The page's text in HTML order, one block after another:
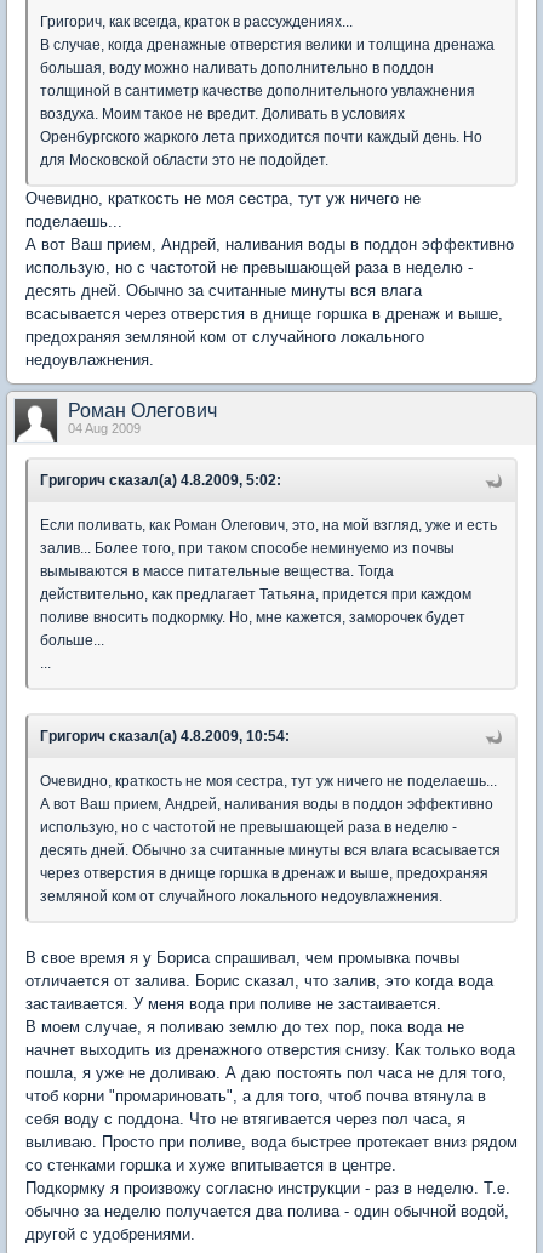
Григорич, как всегда, краток в рассуждениях...
В случае, когда дренажные отверстия велики и толщина дренажа
большая, воду можно наливать дополнительно в поддон
толщиной в сантиметр качестве дополнительного увлажнения
воздуха. Моим такое не вредит. Доливать в условиях
Оренбургского жаркого лета приходится почти каждый день. Но
для Московской области это не подойдет.
Очевидно, краткость не моя сестра, тут уж ничего не
поделаешь...
А вот Ваш прием, Андрей, наливания воды в поддон эффективно
использую, но с частотой не превышающей раза в неделю -
десять дней. Обычно за считанные минуты вся влага
всасывается через отверстия в днище горшка в дренаж и выше,
предохраняя земляной ком от случайного локального
недоувлажнения.
Роман Олегович
04 Aug 2009
Григорич сказал(а) 4.8.2009, 5:02:
Если поливать, как Роман Олегович, это, на мой взгляд, уже и есть
залив... Более того, при таком способе неминуемо из почвы
вымываются в массе питательные вещества. Тогда
действительно, как предлагает Татьяна, придется при каждом
поливе вносить подкормку. Но, мне кажется, заморочек будет
больше...
...
Григорич сказал(а) 4.8.2009, 10:54:
Очевидно, краткость не моя сестра, тут уж ничего не поделаешь...
А вот Ваш прием, Андрей, наливания воды в поддон эффективно
использую, но с частотой не превышающей раза в неделю -
десять дней. Обычно за считанные минуты вся влага всасывается
через отверстия в днище горшка в дренаж и выше, предохраняя
земляной ком от случайного локального недоувлажнения.
В свое время я у Бориса спрашивал, чем промывка почвы
отличается от залива. Борис сказал, что залив, это когда вода
застаивается. У меня вода при поливе не застаивается.
В моем случае, я поливаю землю до тех пор, пока вода не
начнет выходить из дренажного отверстия снизу. Как только вода
пошла, я уже не доливаю. А даю постоять пол часа не для того,
чтоб корни "промариновать", а для того, чтоб почва втянула в
себя воду с поддона. Что не втягивается через пол часа, я
выливаю. Просто при поливе, вода быстрее протекает вниз рядом
со стенками горшка и хуже впитывается в центре.
Подкормку я произвожу согласно инструкции - раз в неделю. Т.е.
обычно за неделю получается два полива - один обычной водой,
другой с удобрениями.